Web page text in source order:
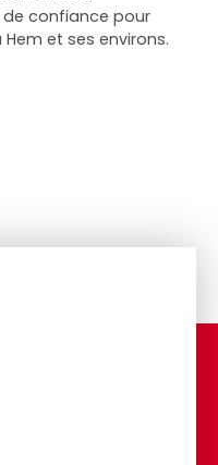
confiance pour
et ses environs.